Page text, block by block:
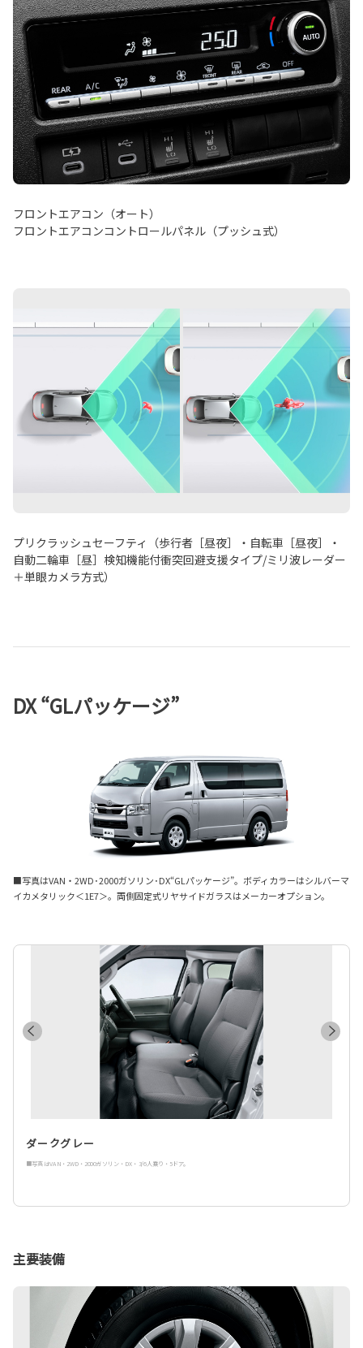
フロントエアコン（オート）
フロントエアコンコントロールパネル（プッシュ式）
プリクラッシュセーフティ（歩行者［昼夜］・自転車［昼夜］・
自動二輪車［昼］検知機能付衝突回避支援タイプ/ミリ波レーダー
＋単眼カメラ方式）
DX “GLパッケージ”
■写真はVAN・2WD･2000ガソリン･DX“GLパッケージ”。ボディカラーはシルバーマ
イカメタリック＜1E7＞。両側固定式リヤサイドガラスはメーカーオプション。
ダークグレー
■写真はVAN・2WD・2000ガソリン・DX・3/6人乗り・5ドア。
主要装備